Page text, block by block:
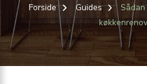
Forside Guides